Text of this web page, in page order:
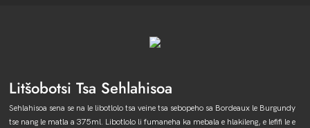
Litšobotsi Tsa Sehlahisoa
Sehlahisoa sena se na le libotlolo tsa veine tsa sebopeho sa Bordeaux le Burgundy
tse nang le matla a 375ml. Libotlolo li fumaneha ka mebala e hlakileng, e lefifi le e